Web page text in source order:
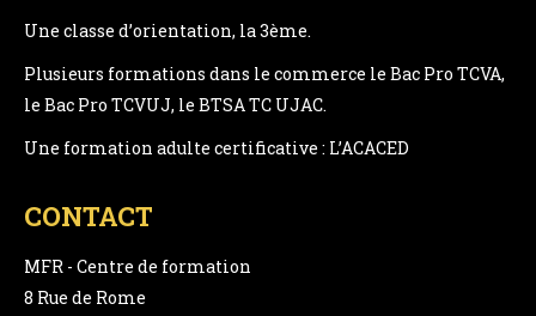
Une classe d’orientation, la 3ème.
Plusieurs formations dans le commerce le Bac Pro TCVA,
le Bac Pro TCVUJ, le BTSA TC UJAC.
Une formation adulte certificative : L’ACACED
CONTACT
MFR - Centre de formation
8 Rue de Rome